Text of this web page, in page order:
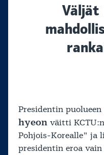
Presidentin
hyeon väitti
Pohjois-Korealle” ja
presidentin eroa